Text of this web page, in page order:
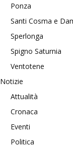
Ponza
Santi Cosma e
Sperlonga
Spigno Saturnia
Ventotene
Notizie
Attualità
Cronaca
Eventi
Politica